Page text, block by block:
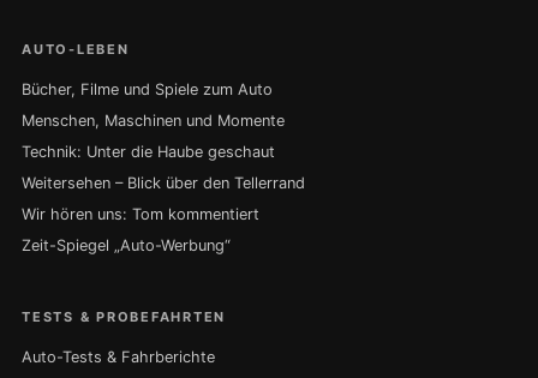
AUTO-LEBEN
Bücher, Filme und Spiele zum Auto
Menschen, Maschinen und Momente
Technik: Unter die Haube geschaut
Weitersehen – Blick über den Tellerrand
Wir hören uns: Tom kommentiert
Zeit-Spiegel „Auto-Werbung“
TESTS & PROBEFAHRTEN
Auto-Tests & Fahrberichte